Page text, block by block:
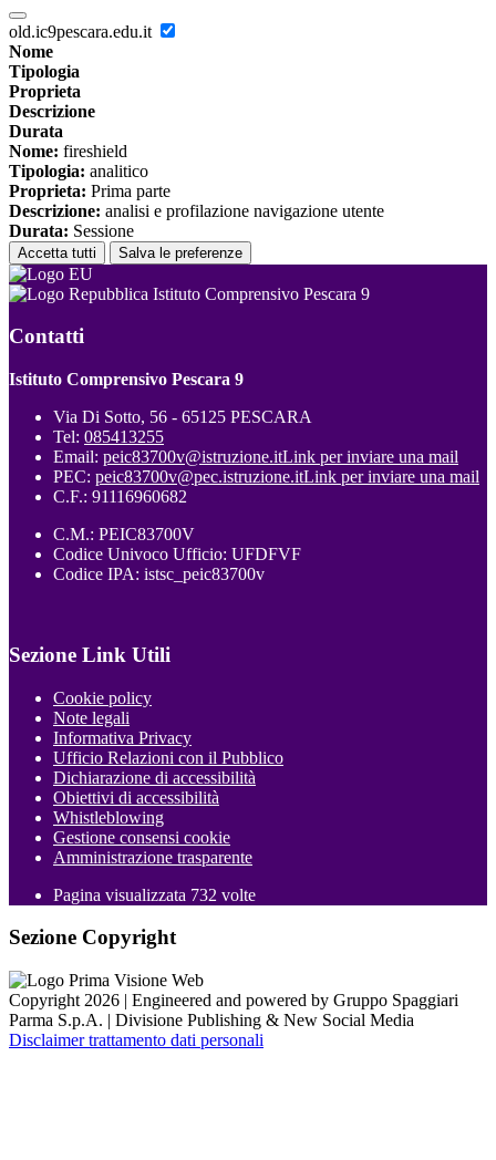
old.ic9pescara.edu.it
Nome
Tipologia
Proprieta
Descrizione
Durata
Nome: fireshield
Tipologia: analitico
Proprieta: Prima parte
Descrizione: analisi e profilazione navigazione utente
Durata: Sessione
Accetta tutti Salva le preferenze
Istituto Comprensivo Pescara 9
Contatti
Istituto Comprensivo Pescara 9
Via Di Sotto, 56 - 65125 PESCARA
Tel: 085413255
Email: peic83700v@istruzione.itLink per inviare una mail
PEC: peic83700v@pec.istruzione.itLink per inviare una mail
C.F.: 91116960682
C.M.: PEIC83700V
Codice Univoco Ufficio: UFDFVF
Codice IPA: istsc_peic83700v
Sezione Link Utili
Cookie policy
Note legali
Informativa Privacy
Ufficio Relazioni con il Pubblico
Dichiarazione di accessibilità
Obiettivi di accessibilità
Whistleblowing
Gestione consensi cookie
Amministrazione trasparente
Pagina visualizzata 732 volte
Sezione Copyright
Copyright 2026 | Engineered and powered by Gruppo Spaggiari
Parma S.p.A. | Divisione Publishing & New Social Media
Disclaimer trattamento dati personali